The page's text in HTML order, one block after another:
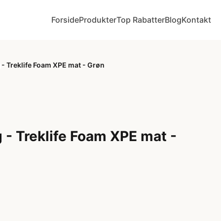
ForsideProdukterTop RabatterBlogKontakt
Treklife Foam XPE mat - Grøn
Treklife Foam XPE mat -